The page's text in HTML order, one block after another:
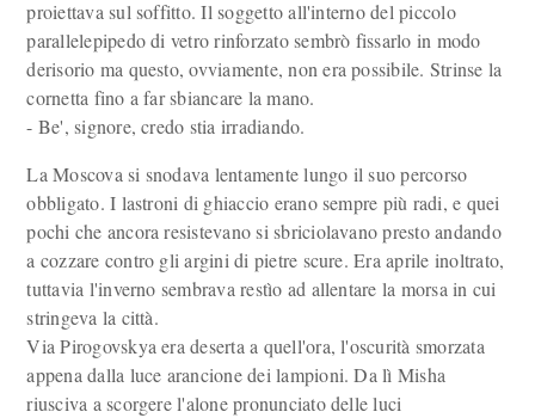
proiettava sul soffitto. Il soggetto all'interno del piccolo
parallelepipedo di vetro rinforzato sembrò fissarlo in modo
derisorio ma questo, ovviamente, non era possibile. Strinse la
cornetta fino a far sbiancare la mano.
- Be', signore, credo stia irradiando.
La Moscova si snodava lentamente lungo il suo percorso
obbligato. I lastroni di ghiaccio erano sempre più radi, e quei
pochi che ancora resistevano si sbriciolavano presto andando
a cozzare contro gli argini di pietre scure. Era aprile inoltrato,
tuttavia l'inverno sembrava restìo ad allentare la morsa in cui
stringeva la città.
Via Pirogovskya era deserta a quell'ora, l'oscurità smorzata
appena dalla luce arancione dei lampioni. Da lì Misha
riusciva a scorgere l'alone pronunciato delle luci